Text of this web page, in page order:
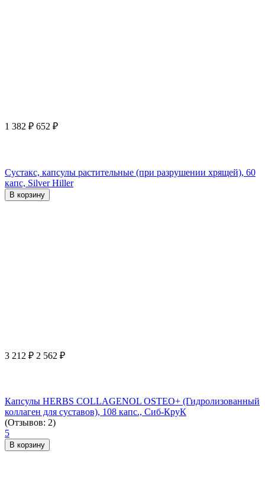
1 382 ₽ 652 ₽
Сустакс, капсулы растительные (при разрушении хрящей), 60
капс, Silver Hiller
В корзину
3 212 ₽ 2 562 ₽
Капсулы HERBS COLLAGENOL OSTEO+ (Гидролизованный
коллаген для суставов), 108 капс., Сиб-КруК
(Отзывов: 2)
5
В корзину